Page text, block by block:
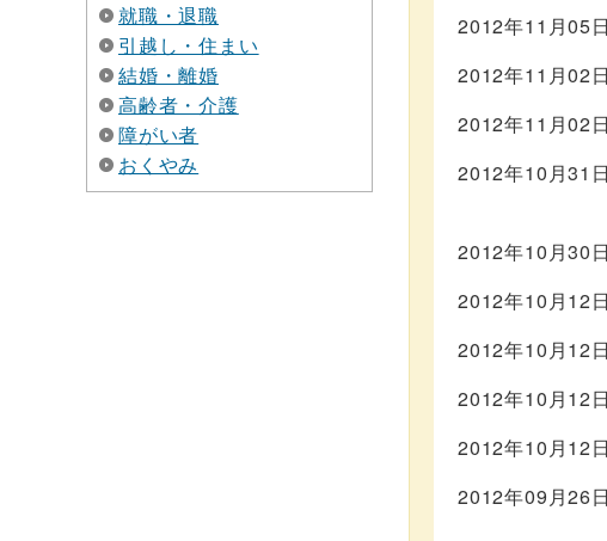
就職・退職
引越し・住まい
結婚・離婚
高齢者・介護
障がい者
おくやみ
2012年11月05日
2012年11月02日
2012年11月02日
2012年10月31日
2012年10月30日
2012年10月12日
2012年10月12日
2012年10月12日
2012年10月12日
2012年09月26日